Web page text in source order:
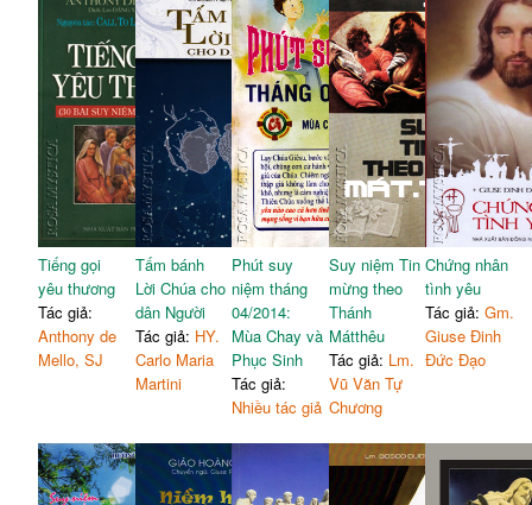
Tiếng gọi
yêu thương
Tác giả:
Anthony de
Mello, SJ
Tấm bánh
Lời Chúa cho
dân Người
Tác giả: HY.
Carlo Maria
Martini
Phút suy
niệm tháng
04/2014:
Mùa Chay và
Phục Sinh
Tác giả:
Nhiều tác giả
Suy niệm Tin
mừng theo
Thánh
Mátthêu
Tác giả: Lm.
Vũ Văn Tự
Chương
Chứng nhân
tình yêu
Tác giả:Gm.
Giuse Đinh
Đức Đạo